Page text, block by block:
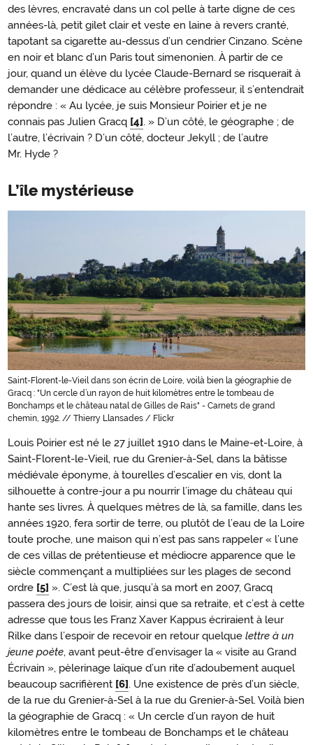
des lèvres, encravaté dans un col pelle à tarte digne de ces
années-là, petit gilet clair et veste en laine à revers cranté,
tapotant sa cigarette au-dessus d’un cendrier Cinzano. Scène
en noir et blanc d’un Paris tout simenonien. À partir de ce
jour, quand un élève du lycée Claude-Bernard se risquerait à
demander une dédicace au célèbre professeur, il s’entendrait
répondre : « Au lycée, je suis Monsieur Poirier et je ne
connais pas Julien Gracq [4]. » D’un côté, le géographe ; de
l’autre, l’écrivain ? D’un côté, docteur Jekyll ; de l’autre
Mr. Hyde ?
L’île mystérieuse
Saint-Florent-le-Vieil dans son écrin de Loire, voilà bien la géographie de
Gracq : "Un cercle d’un rayon de huit kilomètres entre le tombeau de
Bonchamps et le château natal de Gilles de Rais" - Carnets de grand
chemin, 1992. // Thierry Llansades / Flickr
Louis Poirier est né le 27 juillet 1910 dans le Maine-et-Loire, à
Saint-Florent-le-Vieil, rue du Grenier-à-Sel, dans la bâtisse
médiévale éponyme, à tourelles d’escalier en vis, dont la
silhouette à contre-jour a pu nourrir l’image du château qui
hante ses livres. À quelques mètres de là, sa famille, dans les
années 1920, fera sortir de terre, ou plutôt de l’eau de la Loire
toute proche, une maison qui n’est pas sans rappeler « l’une
de ces villas de prétentieuse et médiocre apparence que le
siècle commençant a multipliées sur les plages de second
ordre [5] ». C’est là que, jusqu’à sa mort en 2007, Gracq
passera des jours de loisir, ainsi que sa retraite, et c’est à cette
adresse que tous les Franz Xaver Kappus écriraient à leur
Rilke dans l’espoir de recevoir en retour quelque lettre à un
jeune poète, avant peut-être d’envisager la « visite au Grand
Écrivain », pèlerinage laïque d’un rite d’adoubement auquel
beaucoup sacrifièrent [6]. Une existence de près d’un siècle,
de la rue du Grenier-à-Sel à la rue du Grenier-à-Sel. Voilà bien
la géographie de Gracq : « Un cercle d’un rayon de huit
kilomètres entre le tombeau de Bonchamps et le château